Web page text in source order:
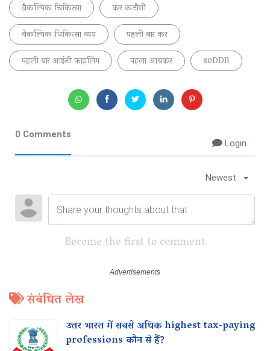
वैकल्पिक चिकित्सा
कर कटौती
वैकल्पिक चिकित्सा व्यय
पहली बार कर
पहली बार आईटी फाइलिंग
पहला आयकर 80DDB
0 Comments
Login
Newest
Become the first to comment
संबंधित लेख
उत्तर भारत में सबसे अधिक highest tax-paying
professions कौन से हैं?